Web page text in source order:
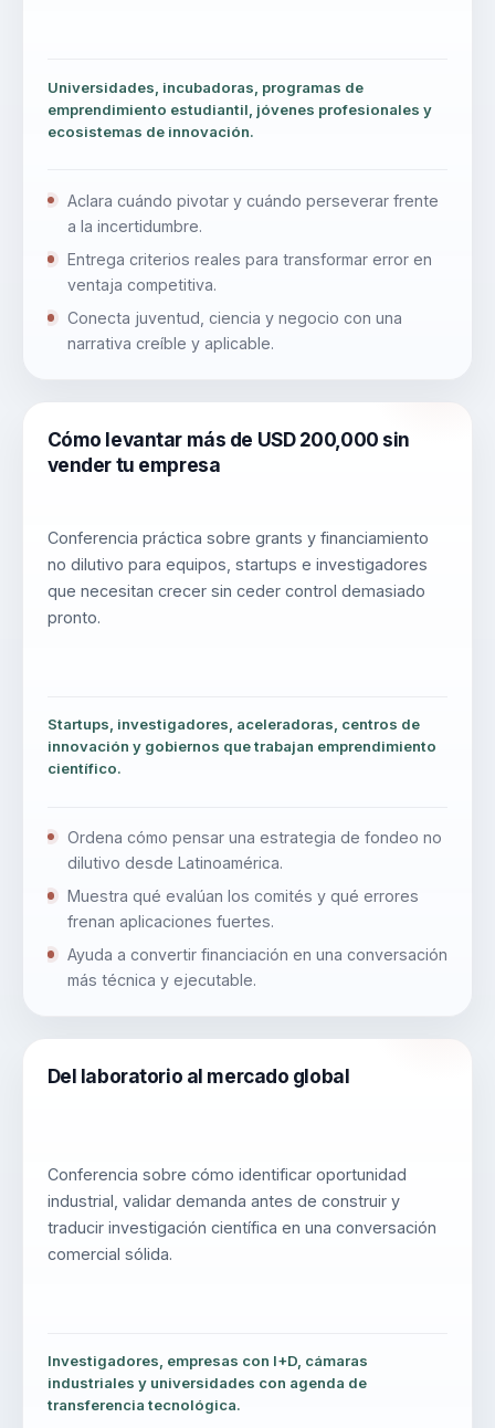
Universidades, incubadoras, programas de
emprendimiento estudiantil, jóvenes profesionales y
ecosistemas de innovación.
Aclara cuándo pivotar y cuándo perseverar frente
a la incertidumbre.
Entrega criterios reales para transformar error en
ventaja competitiva.
Conecta juventud, ciencia y negocio con una
narrativa creíble y aplicable.
Cómo levantar más de USD 200,000 sin
vender tu empresa
Conferencia práctica sobre grants y financiamiento
no dilutivo para equipos, startups e investigadores
que necesitan crecer sin ceder control demasiado
pronto.
Startups, investigadores, aceleradoras, centros de
innovación y gobiernos que trabajan emprendimiento
científico.
Ordena cómo pensar una estrategia de fondeo no
dilutivo desde Latinoamérica.
Muestra qué evalúan los comités y qué errores
frenan aplicaciones fuertes.
Ayuda a convertir financiación en una conversación
más técnica y ejecutable.
Del laboratorio al mercado global
Conferencia sobre cómo identificar oportunidad
industrial, validar demanda antes de construir y
traducir investigación científica en una conversación
comercial sólida.
Investigadores, empresas con I+D, cámaras
industriales y universidades con agenda de
transferencia tecnológica.